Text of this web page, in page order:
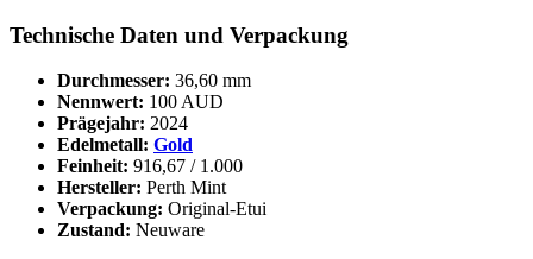
Technische Daten und Verpackung
Durchmesser: 36,60 mm
Nennwert: 100 AUD
Prägejahr: 2024
Edelmetall: Gold
Feinheit: 916,67 / 1.000
Hersteller: Perth Mint
Verpackung: Original-Etui
Zustand: Neuware